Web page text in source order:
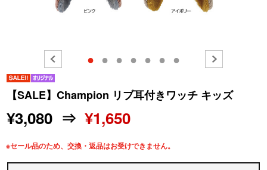
● ● ● ● ● ● ●
【SALE】Champion リブ耳付きワッチ キッズ
¥3,080 ⇒¥1,650
※セール品のため、交換・返品はお受けできません。